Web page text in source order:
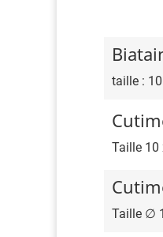
taille :
Taille 10
Taille ∅